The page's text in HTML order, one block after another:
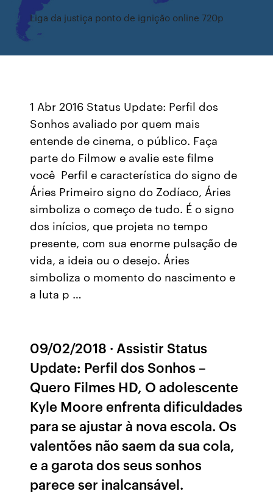
Liga da justiça ponto de ignição online 720p
1 Abr 2016 Status Update: Perfil dos
Sonhos avaliado por quem mais
entende de cinema, o público. Faça
parte do Filmow e avalie este filme
você Perfil e característica do signo de
Áries Primeiro signo do Zodíaco, Áries
simboliza o começo de tudo. É o signo
dos inícios, que projeta no tempo
presente, com sua enorme pulsação de
vida, a ideia ou o desejo. Áries
simboliza o momento do nascimento e
a luta p …
09/02/2018 · Assistir Status
Update: Perfil dos Sonhos –
Quero Filmes HD, O adolescente
Kyle Moore enfrenta dificuldades
para se ajustar à nova escola. Os
valentões não saem da sua cola,
e a garota dos seus sonhos
parece ser inalcansável.